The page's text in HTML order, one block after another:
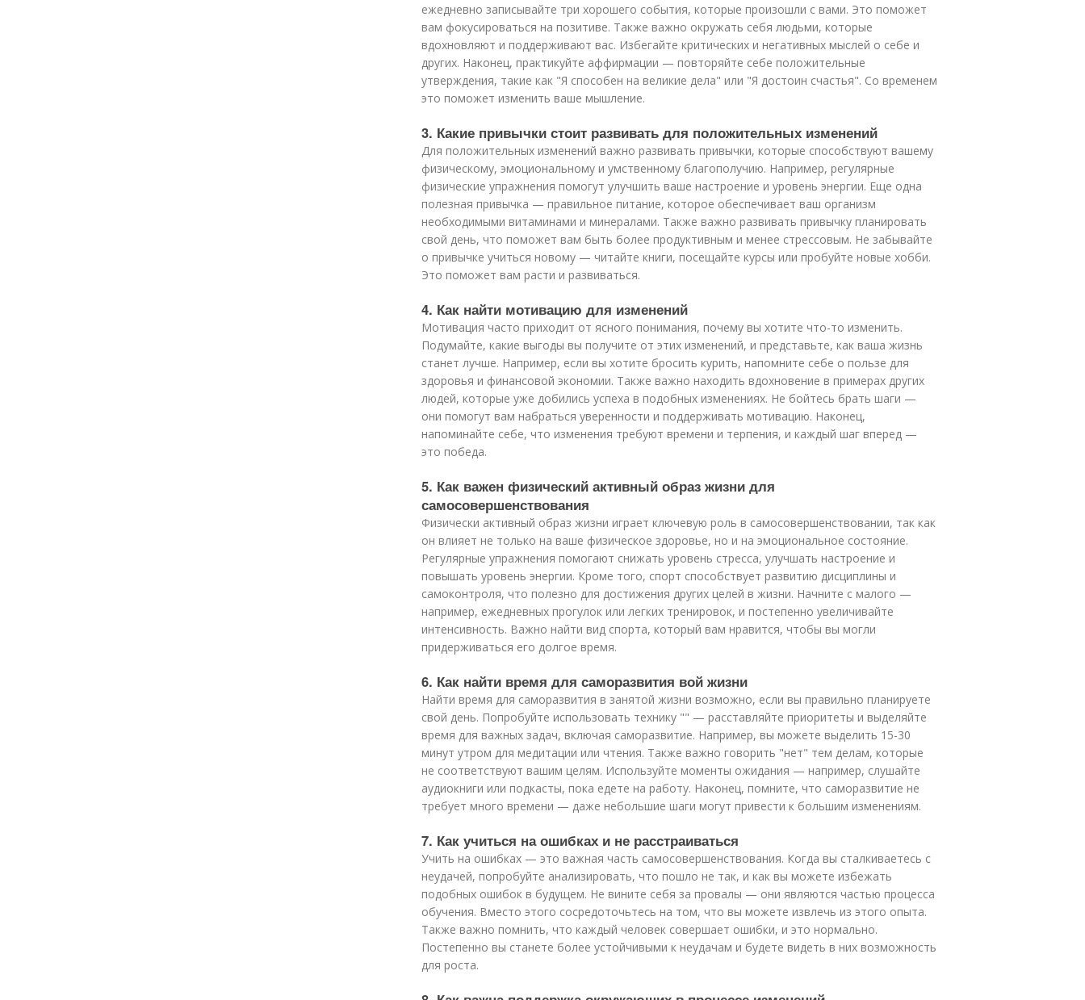
ежедневно записывайте три хорошего события, которые произошли с вами. Это поможет
вам фокусироваться на позитиве. Также важно окружать себя людьми, которые
вдохновляют и поддерживают вас. Избегайте критических и негативных мыслей о себе и
других. Наконец, практикуйте аффирмации — повторяйте себе положительные
утверждения, такие как "Я способен на великие дела" или "Я достоин счастья". Со временем
это поможет изменить ваше мышление.
3. Какие привычки стоит развивать для положительных изменений
Для положительных изменений важно развивать привычки, которые способствуют вашему
физическому, эмоциональному и умственному благополучию. Например, регулярные
физические упражнения помогут улучшить ваше настроение и уровень энергии. Еще одна
полезная привычка — правильное питание, которое обеспечивает ваш организм
необходимыми витаминами и минералами. Также важно развивать привычку планировать
свой день, что поможет вам быть более продуктивным и менее стрессовым. Не забывайте
о привычке учиться новому — читайте книги, посещайте курсы или пробуйте новые хобби.
Это поможет вам расти и развиваться.
4. Как найти мотивацию для изменений
Мотивация часто приходит от ясного понимания, почему вы хотите что-то изменить.
Подумайте, какие выгоды вы получите от этих изменений, и представьте, как ваша жизнь
станет лучше. Например, если вы хотите бросить курить, напомните себе о пользе для
здоровья и финансовой экономии. Также важно находить вдохновение в примерах других
людей, которые уже добились успеха в подобных изменениях. Не бойтесь брать шаги —
они помогут вам набраться уверенности и поддерживать мотивацию. Наконец,
напоминайте себе, что изменения требуют времени и терпения, и каждый шаг вперед —
это победа.
5. Как важен физический активный образ жизни для
самосовершенствования
Физически активный образ жизни играет ключевую роль в самосовершенствовании, так как
он влияет не только на ваше физическое здоровье, но и на эмоциональное состояние.
Регулярные упражнения помогают снижать уровень стресса, улучшать настроение и
повышать уровень энергии. Кроме того, спорт способствует развитию дисциплины и
самоконтроля, что полезно для достижения других целей в жизни. Начните с малого —
например, ежедневных прогулок или легких тренировок, и постепенно увеличивайте
интенсивность. Важно найти вид спорта, который вам нравится, чтобы вы могли
придерживаться его долгое время.
6. Как найти время для саморазвития вой жизни
Найти время для саморазвития в занятой жизни возможно, если вы правильно планируете
свой день. Попробуйте использовать технику "" — расставляйте приоритеты и выделяйте
время для важных задач, включая саморазвитие. Например, вы можете выделить 15-30
минут утром для медитации или чтения. Также важно говорить "нет" тем делам, которые
не соответствуют вашим целям. Используйте моменты ожидания — например, слушайте
аудиокниги или подкасты, пока едете на работу. Наконец, помните, что саморазвитие не
требует много времени — даже небольшие шаги могут привести к большим изменениям.
7. Как учиться на ошибках и не расстраиваться
Учить на ошибках — это важная часть самосовершенствования. Когда вы сталкиваетесь с
неудачей, попробуйте анализировать, что пошло не так, и как вы можете избежать
подобных ошибок в будущем. Не вините себя за провалы — они являются частью процесса
обучения. Вместо этого сосредоточьтесь на том, что вы можете извлечь из этого опыта.
Также важно помнить, что каждый человек совершает ошибки, и это нормально.
Постепенно вы станете более устойчивыми к неудачам и будете видеть в них возможность
для роста.